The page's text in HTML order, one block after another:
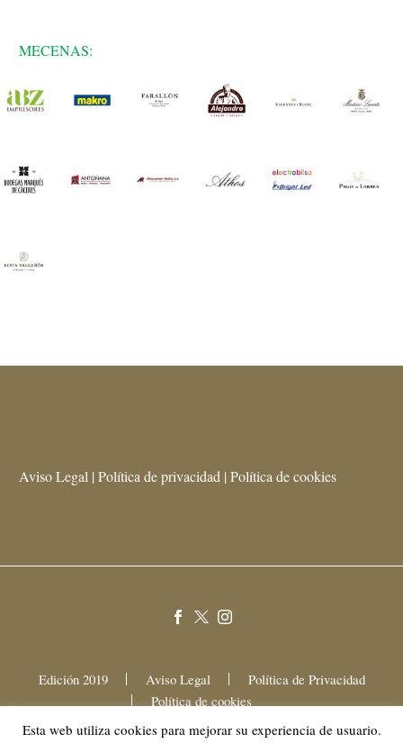
MECENAS:
Aviso Legal | Política de privacidad | Política de cookies
Edición 2019 Aviso Legal
Política de Privacidad
Política de cookies
Esta web utiliza cookies para mejorar su experiencia de usuario.